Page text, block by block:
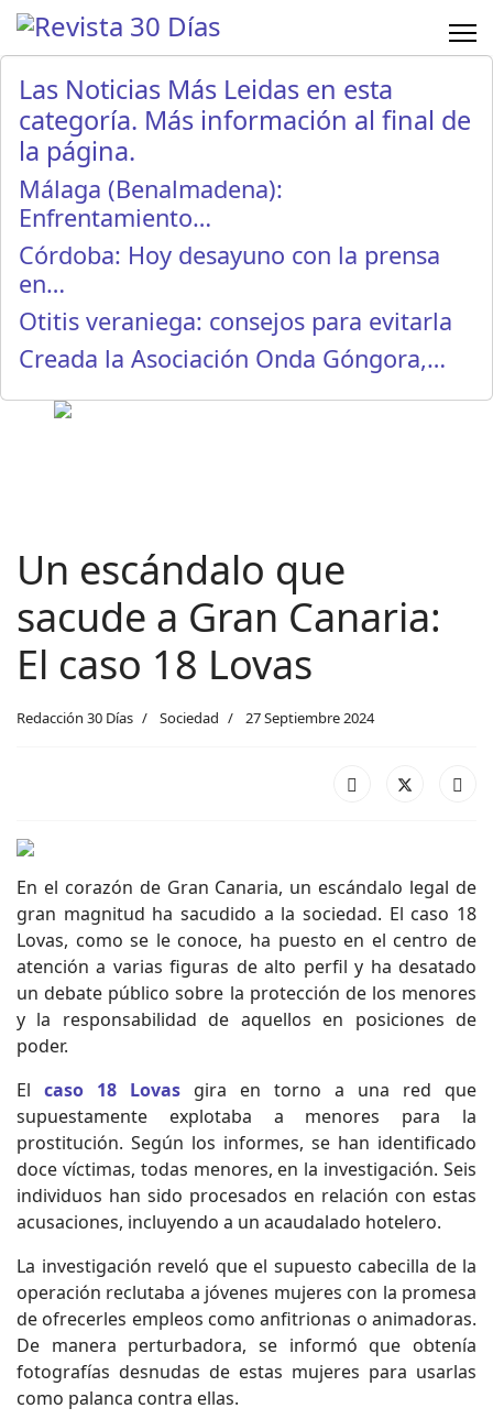
Las Noticias Más Leidas en esta
categoría. Más información al final de
la página.
Málaga (Benalmadena):
Enfrentamiento…
Córdoba: Hoy desayuno con la prensa
en…
Otitis veraniega: consejos para evitarla
Creada la Asociación Onda Góngora,…
Un escándalo que
sacude a Gran Canaria:
El caso 18 Lovas
Redacción 30 Días Sociedad 27 Septiembre 2024
En el corazón de Gran Canaria, un escándalo legal de
gran magnitud ha sacudido a la sociedad. El caso 18
Lovas, como se le conoce, ha puesto en el centro de
atención a varias figuras de alto perfil y ha desatado
un debate público sobre la protección de los menores
y la responsabilidad de aquellos en posiciones de
poder.
El caso 18 Lovas gira en torno a una red que
supuestamente explotaba a menores para la
prostitución. Según los informes, se han identificado
doce víctimas, todas menores, en la investigación. Seis
individuos han sido procesados en relación con estas
acusaciones, incluyendo a un acaudalado hotelero.
La investigación reveló que el supuesto cabecilla de la
operación reclutaba a jóvenes mujeres con la promesa
de ofrecerles empleos como anfitrionas o animadoras.
De manera perturbadora, se informó que obtenía
fotografías desnudas de estas mujeres para usarlas
como palanca contra ellas.